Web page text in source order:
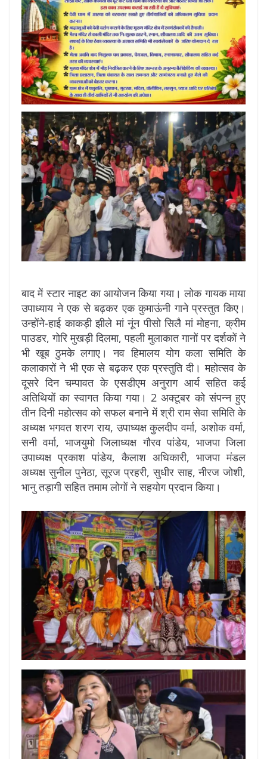
बाद में स्टार नाइट का आयोजन किया गया। लोक गायक माया
उपाध्याय ने एक से बढ़कर एक कुमाऊंनी गाने प्रस्तुत किए।
उन्होंने-हाई काकड़ी झीले मां नूंन पीसो सिलै मां मोहना, क्रीम
पाउडर, गोरि मुखड़ी दिलमा, पहली मुलाकात गानों पर दर्शकों ने
भी खूब ठुमके लगाए। नव हिमालय योग कला समिति के
कलाकारों ने भी एक से बढ़कर एक प्रस्तुति दी। महोत्सव के
दूसरे दिन चम्पावत के एसडीएम अनुराग आर्य सहित कई
अतिथियों का स्वागत किया गया। 2 अक्टूबर को संपन्न हुए
तीन दिनी महोत्सव को सफल बनाने में श्री राम सेवा समिति के
अध्यक्ष भगवत शरण राय, उपाध्यक्ष कुलदीप वर्मा, अशोक वर्मा,
सनी वर्मा, भाजयुमो जिलाध्यक्ष गौरव पांडेय, भाजपा जिला
उपाध्यक्ष प्रकाश पांडेय, कैलाश अधिकारी, भाजपा मंडल
अध्यक्ष सुनील पुनेठा, सूरज प्रहरी, सुधीर साह, नीरज जोशी,
भानु तड़ागी सहित तमाम लोगों ने सहयोग प्रदान किया।